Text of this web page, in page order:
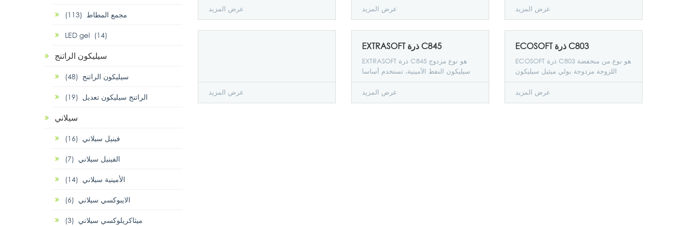
عرض المزيد عرض المزيد عرض المزيد
عرض المزيد
EXTRASOFT ذرة C845
EXTRASOFT ذرة C845 هو نوع مزدوج
سيليكون النفط الأمينية، تستخدم أساسا
في مجمع المنسوجات النسيج التشطيب
مع مستحلب.عرض المزيد
ECOSOFT ذرة C803
ECOSOFT ذرة C803 هو نوع من منخفضة
اللزوجة مزدوجة بولي ميثيل سيليكون
الأمينية خصيصا النسيج مطهر النسيج
عرض المزيد
مجمع المطاط (113)
LED gel (14)
سيليكون الراتنج
سيليكون الراتنج (48)
الراتنج سيليكون تعديل (19)
سيلاني
فينيل سيلاني (16)
الفينيل سيلاني (7)
الأمينية سيلاني (14)
الايبوكسي سيلاني (6)
ميثاكريلوكسي سيلاني (3)